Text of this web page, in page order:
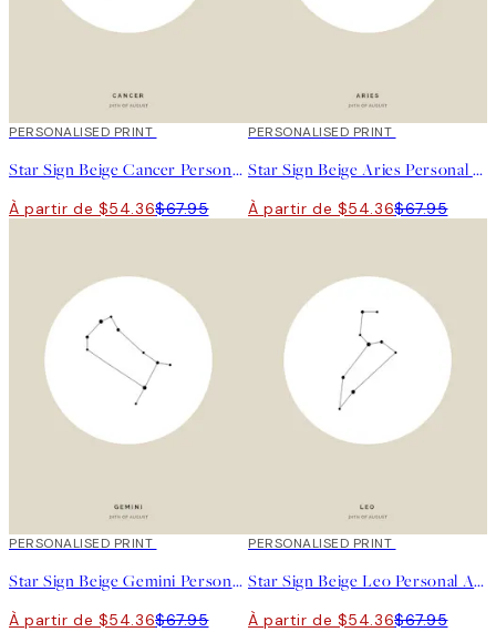
20%*
PERSONALISED PRINT
Star Sign Beige Cancer Personal Affiche
À partir de $54.36$67.95
20%*
PERSONALISED PRINT
Star Sign Beige Aries Personal Affiche
À partir de $54.36$67.95
20%*
PERSONALISED PRINT
Star Sign Beige Gemini Personal Affiche
À partir de $54.36$67.95
20%*
PERSONALISED PRINT
Star Sign Beige Leo Personal Affiche
À partir de $54.36$67.95